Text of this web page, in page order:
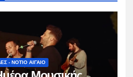
- ΝΟΤΙΟ ΑΙΓΑΙΟ